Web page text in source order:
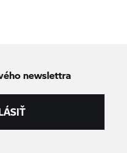
newslettra